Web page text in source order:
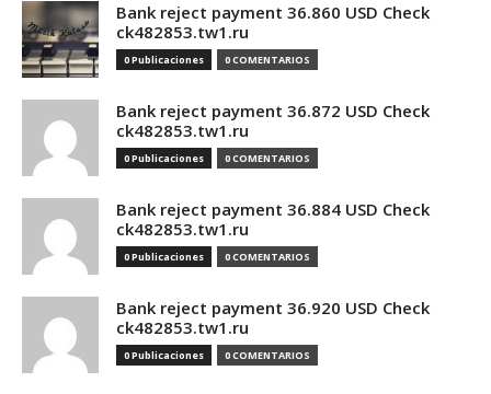
Bank reject payment 36.860 USD Check
ck482853.tw1.ru
0 Publicaciones 0 COMENTARIOS
Bank reject payment 36.872 USD Check
ck482853.tw1.ru
0 Publicaciones 0 COMENTARIOS
Bank reject payment 36.884 USD Check
ck482853.tw1.ru
0 Publicaciones 0 COMENTARIOS
Bank reject payment 36.920 USD Check
ck482853.tw1.ru
0 Publicaciones 0 COMENTARIOS